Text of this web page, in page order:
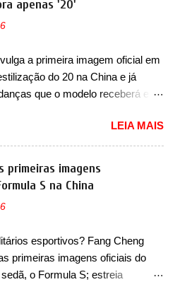
que chegaram
em nosso mercado. Os
foram o Renault R19 que
de carroceria, sendo duas
sedan, a famosa Kia Besta, o Vol...
2025. Sim, há menos de um ano.
passará a ser vendido com
los para a identidade visual
da marca, mas ainda sem
que essa mudança já seja tão
consumidores). Pelas
se percebe que o sedã contará
para-choque na dianteira. Ele
um vinco horizontal mais
atravessa toda a dianteira do
possui um espaço para a placa
vinco e uma nova entrada de ar
apenas '20'
a primeira imagem oficial em
do 20 na China e já
que o modelo receberá em
China as primeiras mudanças
misto de hatch com SUV que é
chinês desde o
2024. Agora, o modelo passará
Vendido na Europa como 02
apenas como ‘20’. Junto das
a marca confirmou que ele
primeiros produtos da
LEIA MAIS
primeiras imagens
S na China
esportivos? Fang Cheng
primeiras imagens oficiais do
o Formula S; estreia